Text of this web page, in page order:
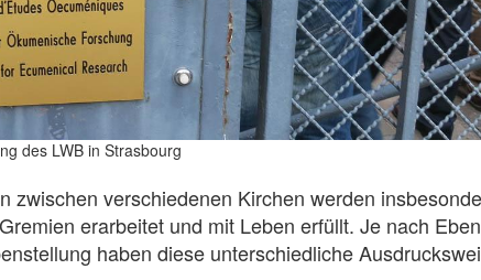
des LWB in Strasbourg
zwischen verschiedenen Kirchen werden
erarbeitet und mit Leben erfüllt. Je nach
haben diese unterschiedliche